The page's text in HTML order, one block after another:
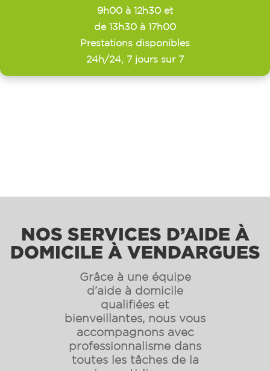
9h00 à 12h30 et
de 13h30 à 17h00
Prestations disponibles
24h/24, 7 jours sur 7
NOS SERVICES D’AIDE À
DOMICILE À VENDARGUES
Grâce à une équipe
d’aide à domicile
qualifiées et
bienveillantes, nous vous
accompagnons avec
professionnalisme dans
toutes les tâches de la